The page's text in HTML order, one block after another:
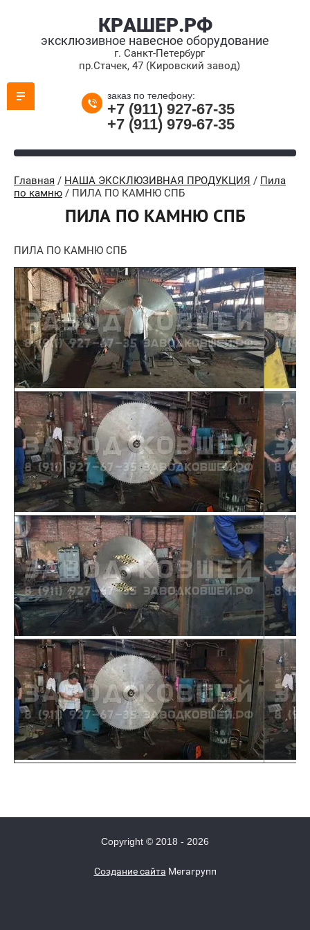
КРАШЕР.РФ
эксклюзивное навесное оборудование
г. Санкт-Петербург
пр.Стачек, 47 (Кировский завод)
заказ по телефону:
+7 (911) 927-67-35
+7 (911) 979-67-35
Главная / НАША ЭКСКЛЮЗИВНАЯ ПРОДУКЦИЯ / Пила
по камню / ПИЛА ПО КАМНЮ СПБ
ПИЛА ПО КАМНЮ СПБ
ПИЛА ПО КАМНЮ СПБ
Copyright © 2018 - 2026
Создание сайта Мегагрупп